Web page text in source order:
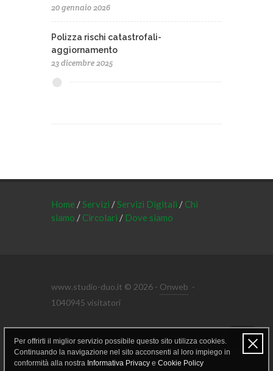
20 gennaio 2026
Polizza rischi catastrofali-
aggiornamento
23 dicembre 2025
Home /Servizi /Servizi Digitali / Chi
siamo / Circolari / Dove siamo
www.studio-duo.it © 2026 - Onweb -
1040945 visitatori
Area riservata
Per offrirti il miglior servizio possibile questo sito utilizza cookies.
Continuando la navigazione nel sito acconsenti al loro impiego in
conformità alla nostra Informativa Privacy e Cookie Policy